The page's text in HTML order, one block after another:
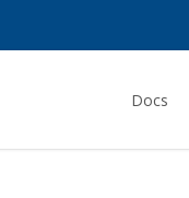
Docs